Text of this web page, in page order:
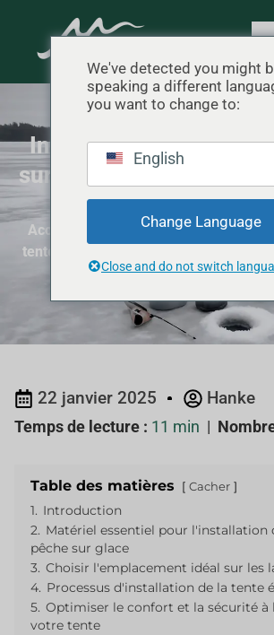
Installation d'une
sur glace : Un guide
pour les
Accueil Camping - Mode d'emploi"
tente de pêche sur glace : Un guide
les débutants
22 janvier 2025 Hanke
Temps de lecture : 11 min |
Table des matières Cacher
1. Introduction
2. Matériel essentiel pour l'installation
pêche sur glace
3. Choisir l'emplacement idéal sur les
4. Processus d'installation de la tente
5. Optimiser le confort et la sécurité à
votre tente
We've detected you might
speaking a different
you want to change to:
English
Change Language
Close and do not switch